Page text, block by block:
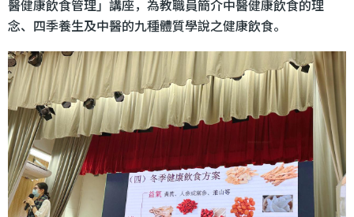
醫健康飲食管理」講座，為教職員簡介中醫健康飲食的理
念、四季養生及中醫的九種體質學說之健康飲食。